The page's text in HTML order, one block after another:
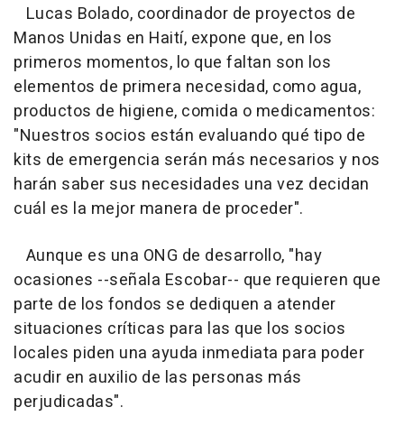
Lucas Bolado, coordinador de proyectos de
Manos Unidas en Haití, expone que, en los
primeros momentos, lo que faltan son los
elementos de primera necesidad, como agua,
productos de higiene, comida o medicamentos:
"Nuestros socios están evaluando qué tipo de
kits de emergencia serán más necesarios y nos
harán saber sus necesidades una vez decidan
cuál es la mejor manera de proceder".
Aunque es una ONG de desarrollo, "hay
ocasiones --señala Escobar-- que requieren que
parte de los fondos se dediquen a atender
situaciones críticas para las que los socios
locales piden una ayuda inmediata para poder
acudir en auxilio de las personas más
perjudicadas".